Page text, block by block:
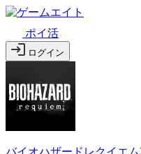
ポイ活
ログイン
バイオハザードレクイエ